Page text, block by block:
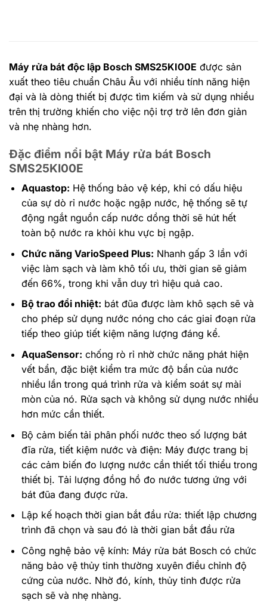
Máy rửa bát độc lập Bosch SMS25KI00E được sản
xuất theo tiêu chuẩn Châu Âu với nhiều tính năng hiện
đại và là dòng thiết bị được tìm kiếm và sử dụng nhiều
trên thị trường khiến cho việc nội trợ trở lên đơn giản
và nhẹ nhàng hơn.
Đặc điểm nổi bật Máy rửa bát Bosch
SMS25KI00E
Aquastop: Hệ thống bảo vệ kép, khi có dấu hiệu
của sự dò rỉ nước hoặc ngập nước, hệ thống sẽ tự
động ngắt nguồn cấp nước dồng thời sẽ hút hết
toàn bộ nước ra khỏi khu vực bị ngập.
Chức năng VarioSpeed Plus: Nhanh gấp 3 lần với
việc làm sạch và làm khô tối ưu, thời gian sẽ giảm
đến 66%, trong khi vẫn duy trì hiệu quả cao.
Bộ trao đổi nhiệt: bát đũa được làm khô sạch sẽ và
cho phép sử dụng nước nóng cho các giai đoạn rửa
tiếp theo giúp tiết kiệm năng lượng đáng kể.
AquaSensor: chống rò rỉ nhờ chức năng phát hiện
vết bẩn, đặc biệt kiểm tra mức độ bẩn của nước
nhiều lần trong quá trình rửa và kiểm soát sự mài
mòn của nó. Rửa sạch và không sử dụng nước nhiều
hơn mức cần thiết.
Bộ cảm biến tải phân phối nước theo số lượng bát
đĩa rửa, tiết kiệm nước và điện: Máy được trang bị
các cảm biến đo lượng nước cần thiết tối thiểu trong
thiết bị. Tải lượng đồng hồ đo nước tương ứng với
bát đũa đang được rửa.
Lập kế hoạch thời gian bắt đầu rửa: thiết lập chương
trình đã chọn và sau đó là thời gian bắt đầu rửa
Công nghệ bảo vệ kính: Máy rửa bát Bosch có chức
năng bảo vệ thủy tinh thường xuyên điều chỉnh độ
cứng của nước. Nhờ đó, kính, thủy tinh được rửa
sạch sẽ và nhẹ nhàng.